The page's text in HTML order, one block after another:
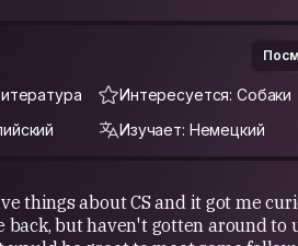
Интересуется: Собаки
Изучает: Немецкий
things about CS and it got me
back, but haven't gotten around to